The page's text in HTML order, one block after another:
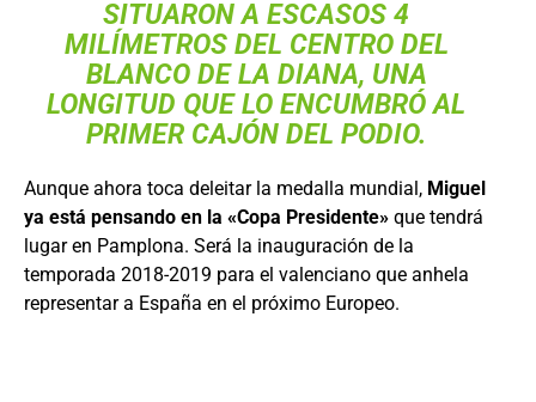
SITUARON A ESCASOS 4
MILÍMETROS DEL CENTRO DEL
BLANCO DE LA DIANA, UNA
LONGITUD QUE LO ENCUMBRÓ AL
PRIMER CAJÓN DEL PODIO.
Aunque ahora toca deleitar la medalla mundial, Miguel
ya está pensando en la «Copa Presidente» que tendrá
lugar en Pamplona. Será la inauguración de la
temporada 2018-2019 para el valenciano que anhela
representar a España en el próximo Europeo.